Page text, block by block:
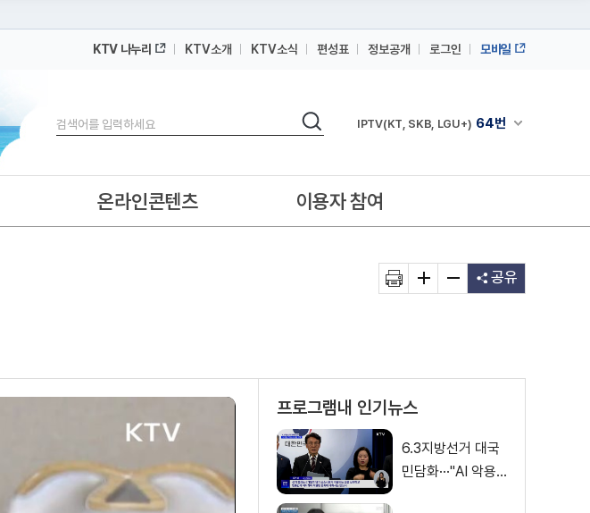
KTV 나누리 KTV소개 KTV소식 편성표 정보공개 로그인 모바일
검색
검색 채널안내 펼쳐
IPTV(KT, SKB, LGU+) 64번
IPTV(KT, SKB, LGU+)
온라인콘텐츠 이용자 참여
공유
프로그램내 인기뉴스
6.3지방선거 대국
민담화···"AI 악용